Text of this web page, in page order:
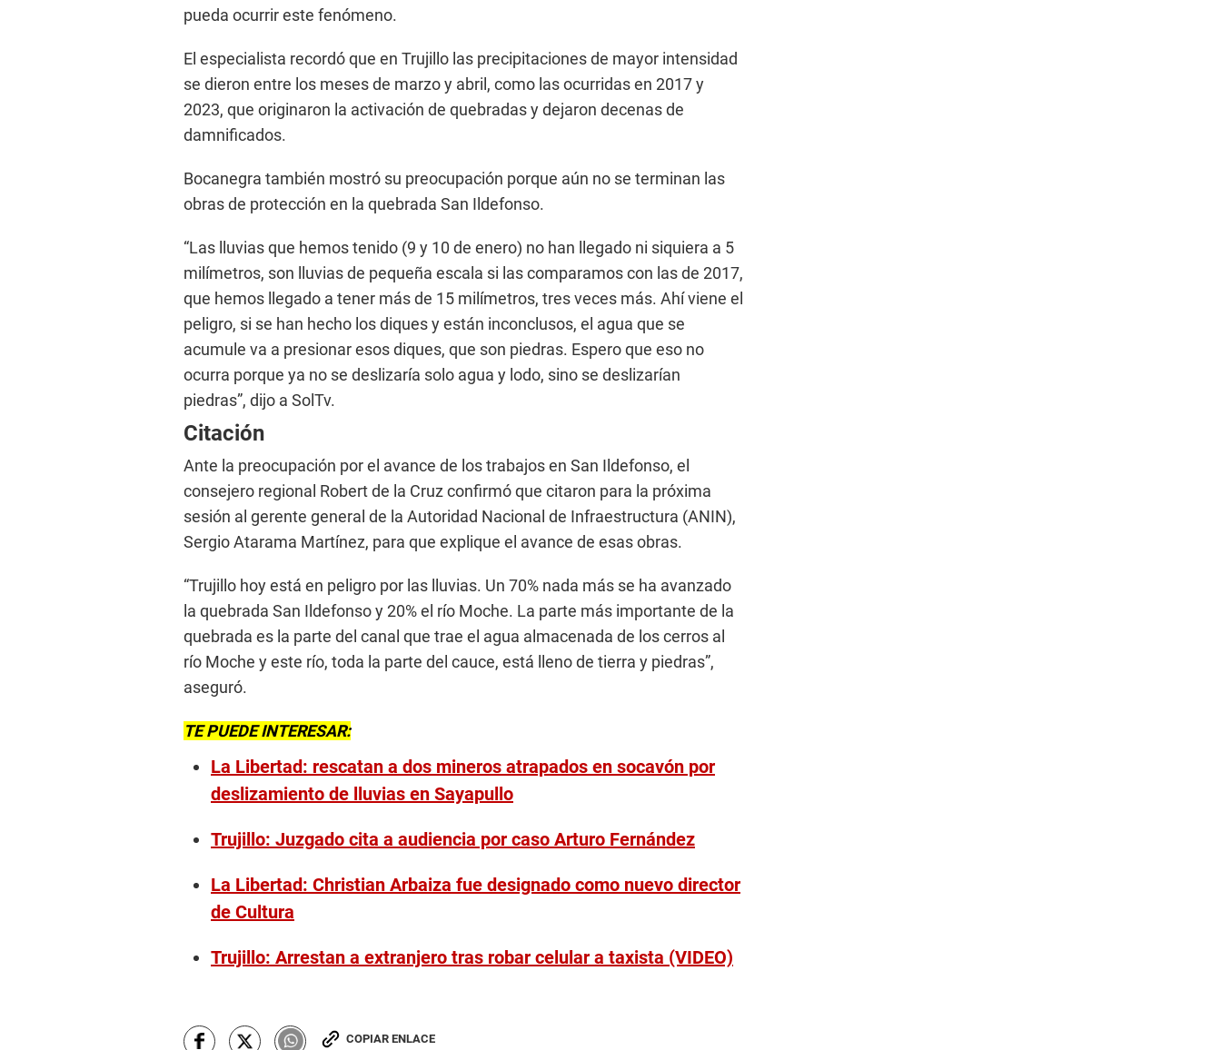
pueda ocurrir este fenómeno.
El especialista recordó que en Trujillo las precipitaciones de mayor intensidad
se dieron entre los meses de marzo y abril, como las ocurridas en 2017 y
2023, que originaron la activación de quebradas y dejaron decenas de
damnificados.
Bocanegra también mostró su preocupación porque aún no se terminan las
obras de protección en la quebrada San Ildefonso.
“Las lluvias que hemos tenido (9 y 10 de enero) no han llegado ni siquiera a 5
milímetros, son lluvias de pequeña escala si las comparamos con las de 2017,
que hemos llegado a tener más de 15 milímetros, tres veces más. Ahí viene el
peligro, si se han hecho los diques y están inconclusos, el agua que se
acumule va a presionar esos diques, que son piedras. Espero que eso no
ocurra porque ya no se deslizaría solo agua y lodo, sino se deslizarían
piedras”, dijo a SolTv.
Citación
Ante la preocupación por el avance de los trabajos en San Ildefonso, el
consejero regional Robert de la Cruz confirmó que citaron para la próxima
sesión al gerente general de la Autoridad Nacional de Infraestructura (ANIN),
Sergio Atarama Martínez, para que explique el avance de esas obras.
“Trujillo hoy está en peligro por las lluvias. Un 70% nada más se ha avanzado
la quebrada San Ildefonso y 20% el río Moche. La parte más importante de la
quebrada es la parte del canal que trae el agua almacenada de los cerros al
río Moche y este río, toda la parte del cauce, está lleno de tierra y piedras”,
aseguró.
TE PUEDE INTERESAR:
La Libertad: rescatan a dos mineros atrapados en socavón por
deslizamiento de lluvias en Sayapullo
Trujillo: Juzgado cita a audiencia por caso Arturo Fernández
La Libertad: Christian Arbaiza fue designado como nuevo director
de Cultura
Trujillo: Arrestan a extranjero tras robar celular a taxista (VIDEO)
COPIAR ENLACE